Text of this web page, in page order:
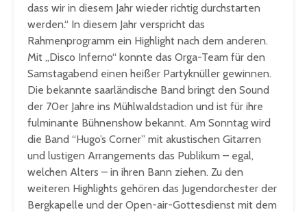
dass wir in diesem Jahr wieder richtig durchstarten
werden.“ In diesem Jahr verspricht das
Rahmenprogramm ein Highlight nach dem anderen.
Mit „Disco Inferno“ konnte das Orga-Team für den
Samstagabend einen heißer Partyknüller gewinnen.
Die bekannte saarländische Band bringt den Sound
der 70er Jahre ins Mühlwaldstadion und ist für ihre
fulminante Bühnenshow bekannt. Am Sonntag wird
die Band “Hugo’s Corner” mit akustischen Gitarren
und lustigen Arrangements das Publikum – egal,
welchen Alters – in ihren Bann ziehen. Zu den
weiteren Highlights gehören das Jugendorchester der
Bergkapelle und der Open-air-Gottesdienst mit dem